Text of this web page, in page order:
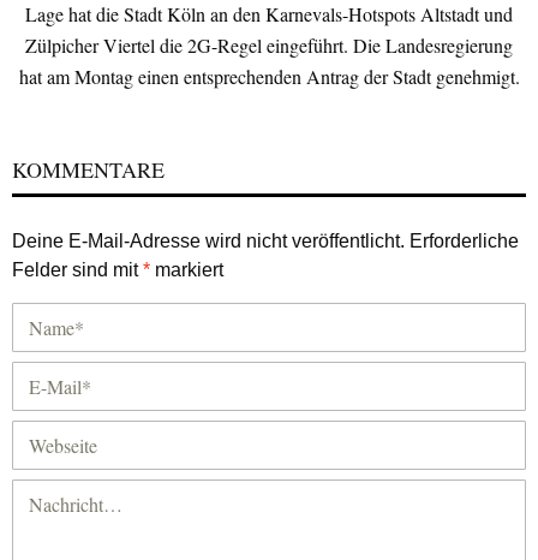
Lage hat die Stadt Köln an den Karnevals-Hotspots Altstadt und
Zülpicher Viertel die 2G-Regel eingeführt. Die Landesregierung
hat am Montag einen entsprechenden Antrag der Stadt genehmigt.
KOMMENTARE
Deine E-Mail-Adresse wird nicht veröffentlicht. Erforderliche
Felder sind mit* markiert